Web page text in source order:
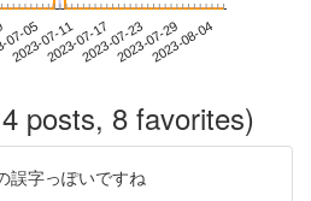
05
2023-07-112023-07-172023-07-232023-07-292023-08-04
posts, 8 favorites)
誤字っぽいですね